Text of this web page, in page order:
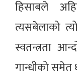
हिसाबले
त्यसबेलाको
स्वतन्त्रता
गान्धीको समेत